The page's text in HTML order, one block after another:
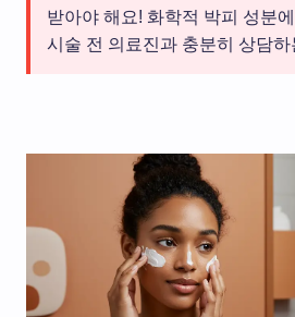
받아야 해요! 화학적 박피 성분
시술 전 의료진과 충분히 상담